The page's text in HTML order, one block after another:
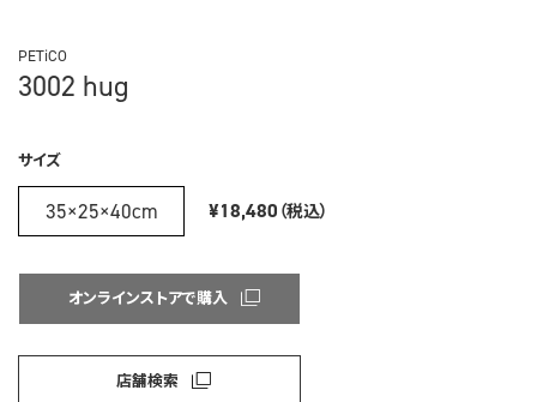
PETiCO
3002 hug
サイズ
35×25×40cm ¥18,480 （税込）
オンラインストアで購入
店舗検索